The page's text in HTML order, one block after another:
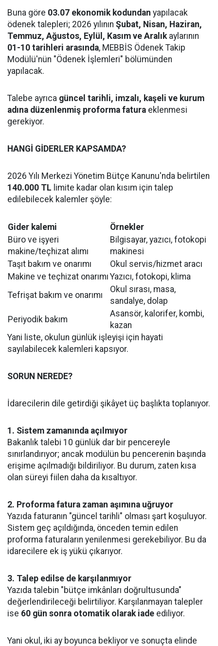
Buna göre 03.07 ekonomik kodundan yapılacak
ödenek talepleri; 2026 yılının Şubat, Nisan, Haziran,
Temmuz, Ağustos, Eylül, Kasım ve Aralıkaylarının
01-10 tarihleri arasında, MEBBİS Ödenek Takip
Modülü'nün "Ödenek İşlemleri" bölümünden
yapılacak.
Talebe ayrıca güncel tarihli, imzalı, kaşeli ve kurum
adına düzenlenmiş proforma fatura eklenmesi
gerekiyor.
HANGİ GİDERLER KAPSAMDA?
2026 Yılı Merkezi Yönetim Bütçe Kanunu'nda belirtilen
140.000 TL limite kadar olan kısım için talep
edilebilecek kalemler şöyle:
Gider kalemi
Örnekler
Büro ve işyeri
makine/teçhizat alımı
Bilgisayar, yazıcı, fotokopi
makinesi
Taşıt bakım ve onarımı
Okul servis/hizmet aracı
Makine ve teçhizat onarımı Yazıcı, fotokopi, klima
Tefrişat bakım ve onarımı
Okul sırası, masa,
sandalye, dolap
Periyodik bakım
Asansör, kalorifer, kombi,
kazan
Yani liste, okulun günlük işleyişi için hayati
sayılabilecek kalemleri kapsıyor.
SORUN NEREDE?
İdarecilerin dile getirdiği şikâyet üç başlıkta toplanıyor.
1. Sistem zamanında açılmıyor
Bakanlık talebi 10 günlük dar bir pencereyle
sınırlandırıyor; ancak modülün bu pencerenin başında
erişime açılmadığı bildiriliyor. Bu durum, zaten kısa
olan süreyi fiilen daha da kısaltıyor.
2. Proforma fatura zaman aşımına uğruyor
Yazıda faturanın "güncel tarihli" olması şart koşuluyor.
Sistem geç açıldığında, önceden temin edilen
proforma faturaların yenilenmesi gerekebiliyor. Bu da
idarecilere ek iş yükü çıkarıyor.
3. Talep edilse de karşılanmıyor
Yazıda talebin "bütçe imkânları doğrultusunda"
değerlendirileceği belirtiliyor. Karşılanmayan talepler
ise 60 gün sonra otomatik olarak iade ediliyor.
Yani okul, iki ay boyunca bekliyor ve sonuçta elinde